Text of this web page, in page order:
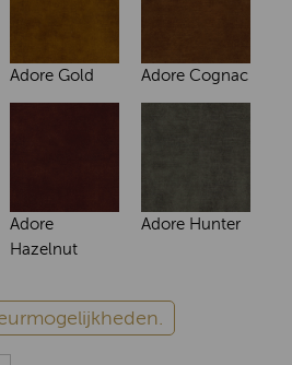
Adore Gold Adore Cognac
Adore
Hazelnut
Adore Hunter